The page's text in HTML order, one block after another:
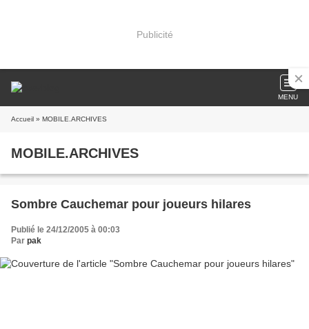
Publicité
MENU
Accueil » MOBILE.ARCHIVES
MOBILE.ARCHIVES
Sombre Cauchemar pour joueurs hilares
Publié le 24/12/2005 à 00:03
Par pak